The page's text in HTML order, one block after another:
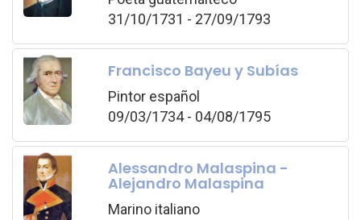
31/10/1731 - 27/09/1793
Francisco Bayeu y Subías
Pintor español
09/03/1734 - 04/08/1795
Alessandro Malaspina -
Alejandro Malaspina
Marino italiano